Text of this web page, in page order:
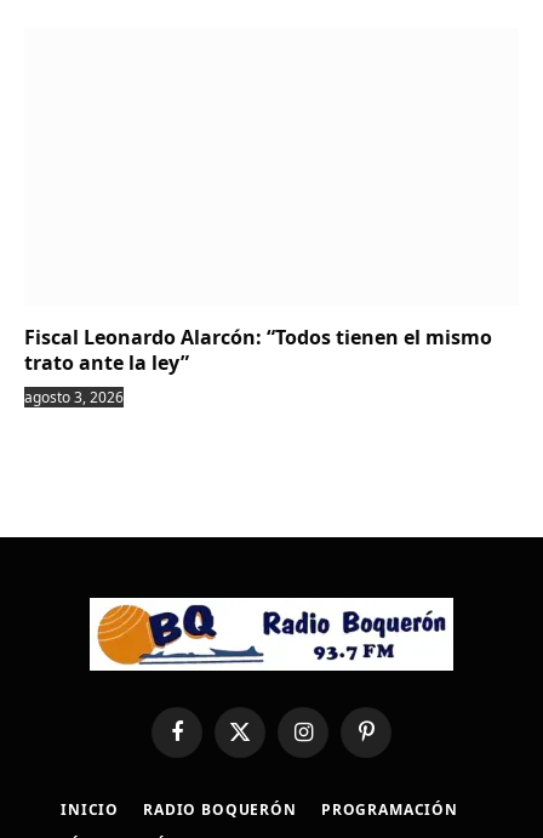
Fiscal Leonardo Alarcón: “Todos tienen el mismo
trato ante la ley”
agosto 3, 2026
FacebookX
(Twitter)
InstagramPinterest
INICIO RADIO BOQUERÓN
PROGRAMACIÓN